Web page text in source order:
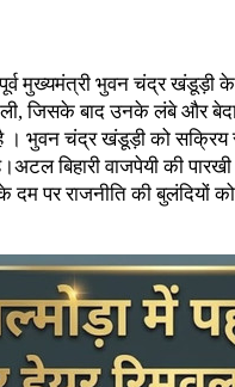
मुख्यमंत्री भुवन चंद्र
जिसके बाद उनके लंबे और
है । भुवन चंद्र खंडूड़ी को सक्रिय
अटल बिहारीवाजपेयी की
पर राजनीति की बुलंदियों